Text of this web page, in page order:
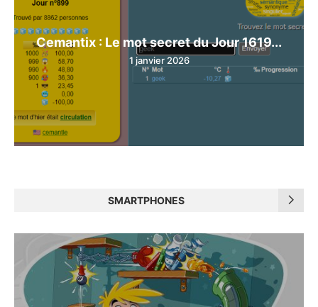
Cemantix : Le mot secret du Jour 1619...
1 janvier 2026
SMARTPHONES